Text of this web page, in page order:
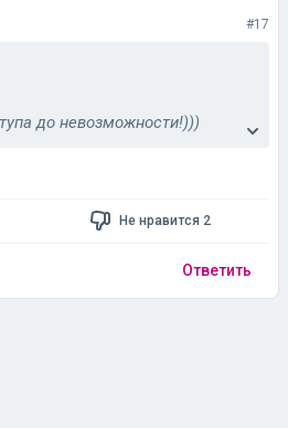
#17
до невозможности!)))
Не нравится 2
Ответить